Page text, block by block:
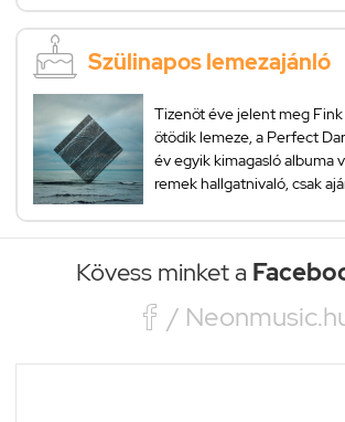
Szülinapos lemezajánló
Tizenöt éve jelent meg
ötödik lemeze, a Perfect
év egyik kimagasló albuma
remek hallgatnivaló, csak
Kövess minket a
 /